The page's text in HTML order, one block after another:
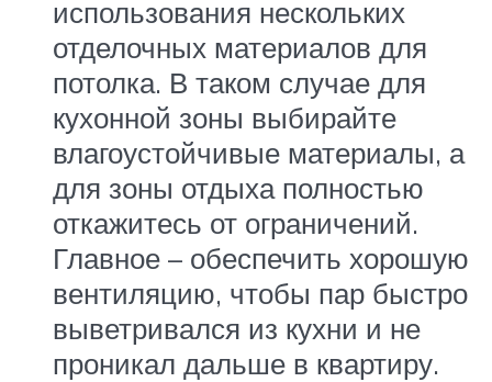
использования нескольких
отделочных материалов для
потолка. В таком случае для
кухонной зоны выбирайте
влагоустойчивые материалы, а
для зоны отдыха полностью
откажитесь от ограничений.
Главное – обеспечить хорошую
вентиляцию, чтобы пар быстро
выветривался из кухни и не
проникал дальше в квартиру.